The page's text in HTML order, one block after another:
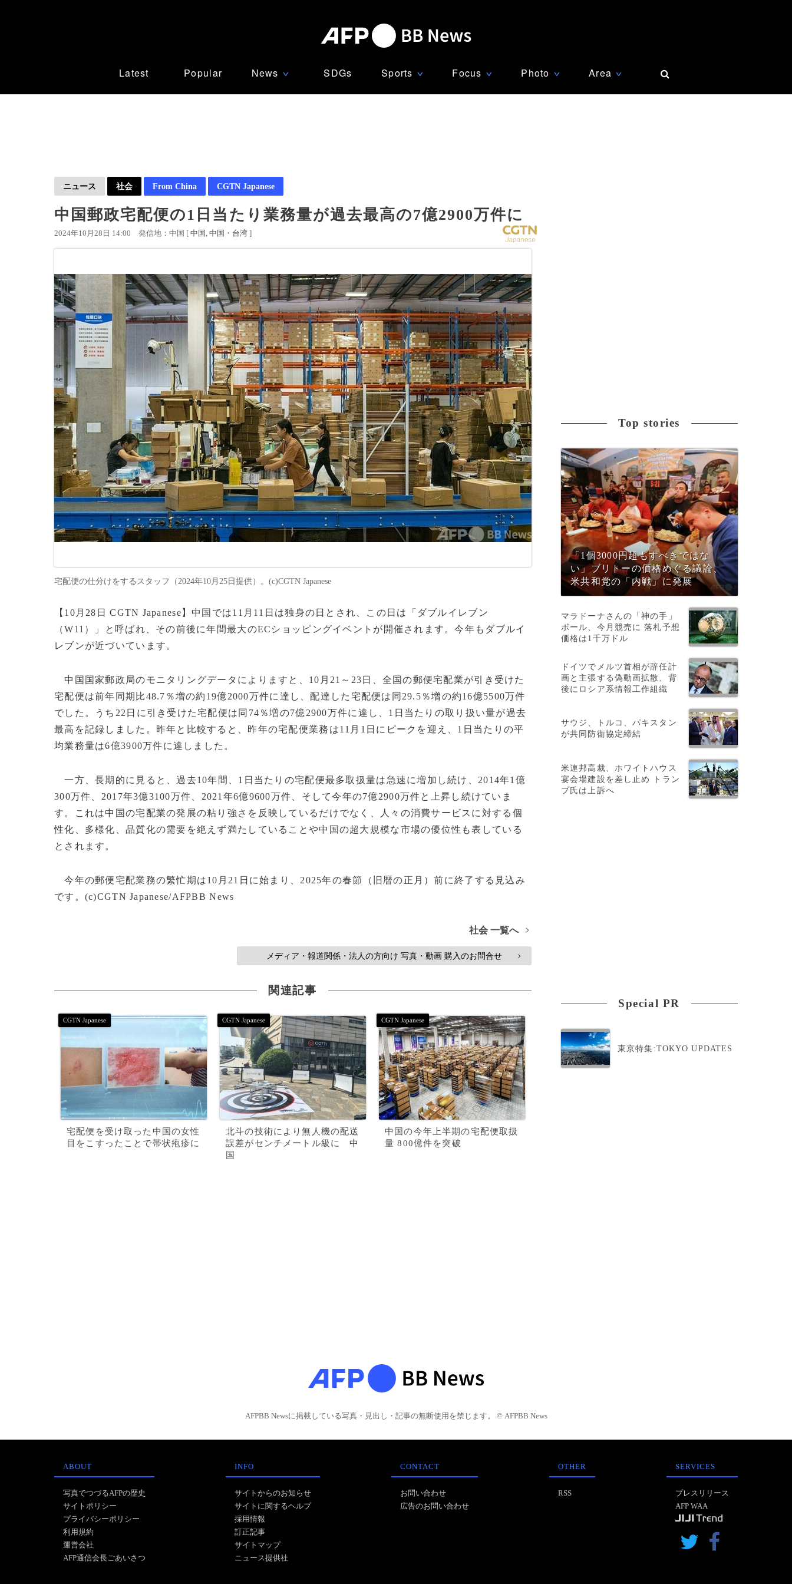
Latest Popular News ∨ SDGs Sports ∨ Focus ∨ Photo ∨ Area ∨
ニュース 社会 From China CGTN Japanese
中国郵政宅配便の1日当たり業務量が過去最高の7億2900万件に
2024年10月28日 14:00 発信地：中国 [ 中国 中国・台湾 ]
宅配便の仕分けをするスタッフ（2024年10月25日提供）。(c)CGTN Japanese
【10月28日 CGTN Japanese】中国では11月11日は独身の日とされ、この日は「ダブルイレブン
（W11）」と呼ばれ、その前後に年間最大のECショッピングイベントが開催されます。今年もダブルイ
レブンが近づいています。
中国国家郵政局のモニタリングデータによりますと、10月21～23日、全国の郵便宅配業が引き受けた
宅配便は前年同期比48.7％増の約19億2000万件に達し、配達した宅配便は同29.5％増の約16億5500万件
でした。うち22日に引き受けた宅配便は同74％増の7億2900万件に達し、1日当たりの取り扱い量が過去
最高を記録しました。昨年と比較すると、昨年の宅配便業務は11月1日にピークを迎え、1日当たりの平
均業務量は6億3900万件に達しました。
一方、長期的に見ると、過去10年間、1日当たりの宅配便最多取扱量は急速に増加し続け、2014年1億
300万件、2017年3億3100万件、2021年6億9600万件、そして今年の7億2900万件と上昇し続けていま
す。これは中国の宅配業の発展の粘り強さを反映しているだけでなく、人々の消費サービスに対する個
性化、多様化、品質化の需要を絶えず満たしていることや中国の超大規模な市場の優位性も表している
とされます。
今年の郵便宅配業務の繁忙期は10月21日に始まり、2025年の春節（旧暦の正月）前に終了する見込み
です。(c)CGTN Japanese/AFPBB News
社会 一覧へ >
メディア・報道関係・法人の方向け 写真・動画 購入のお問合せ >
関連記事
宅配便を受け取った中国の女性
目をこすったことで帯状疱疹に
北斗の技術により無人機の配送
誤差がセンチメートル級に 中
国
中国の今年上半期の宅配便取扱
量 800億件を突破
Top stories
「1個3000円超もすべきではな
い」ブリトーの価格めぐる議論、
米共和党の「内戦」に発展
マラドーナさんの「神の手」
ボール、今月競売に 落札予想
価格は1千万ドル
ドイツでメルツ首相が辞任計
画と主張する偽動画拡散、背
後にロシア系情報工作組織
サウジ、トルコ、パキスタン
が共同防衛協定締結
米連邦高裁、ホワイトハウス
宴会場建設を差し止め トラン
プ氏は上訴へ
Special PR
東京特集:TOKYO UPDATES
AFPBB Newsに掲載している写真・見出し・記事の無断使用を禁じます。 © AFPBB News
ABOUT
写真でつづるAFPの歴史
サイトポリシー
プライバシーポリシー
利用規約
運営会社
AFP通信会長ごあいさつ
INFO
サイトからのお知らせ
サイトに関するヘルプ
採用情報
訂正記事
サイトマップ
ニュース提供社
CONTACT
お問い合わせ
広告のお問い合わせ
OTHER
RSS
SERVICES
プレスリリース
AFP WAA